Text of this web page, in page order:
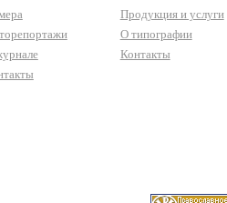
Продукция и услуги
О типографии
Контакты